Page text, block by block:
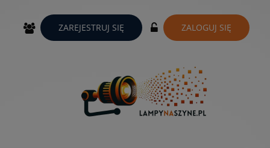
ZAREJESTRUJ SIĘ ZALOGUJ SIĘ